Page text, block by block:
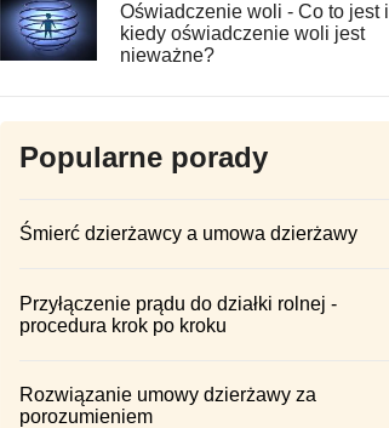
Oświadczenie woli - Co to jest i
kiedy oświadczenie woli jest
nieważne?
Popularne porady
Śmierć dzierżawcy a umowa dzierżawy
Przyłączenie prądu do działki rolnej -
procedura krok po kroku
Rozwiązanie umowy dzierżawy za
porozumieniem